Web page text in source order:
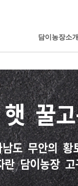
담이농장소개